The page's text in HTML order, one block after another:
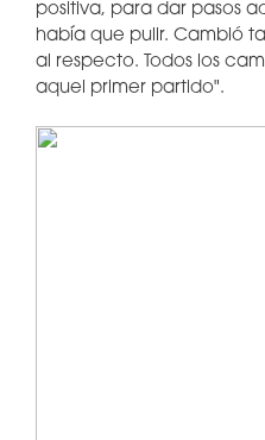
positiva, para dar pasos
había que pulir. Cambió
al respecto. Todos los
aquel primer partido".